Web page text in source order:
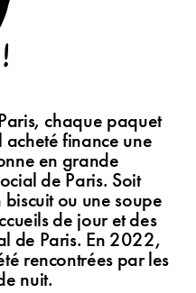
chaque paquet
acheté finance une
en grande
de Paris. Soit
ou une soupe
de jour et des
de Paris. En 2022,
rencontrées par les
nuit.